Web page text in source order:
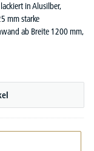
in Alusilber,
mm starke
ab Breite 1200 mm,